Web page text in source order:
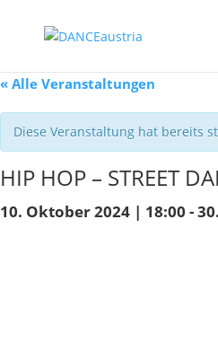
« Alle Veranstaltungen
Diese Veranstaltung hat bereits
HIP HOP – STREET
10. Oktober 2024 | 18:00 -